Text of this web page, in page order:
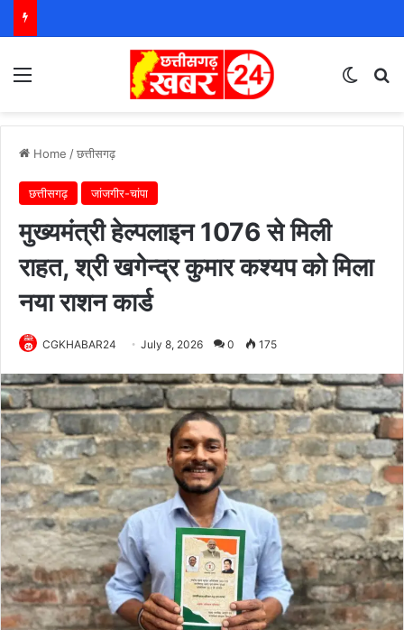
Home /छत्तीसगढ़
छत्तीसगढ़ जांजगीर-चांपा
मुख्यमंत्री हेल्पलाइन 1076 से मिली
राहत, श्री खगेन्द्र कुमार कश्यप को मिला
नया राशन कार्ड
CGKHABAR24 July 8, 2026 0 175